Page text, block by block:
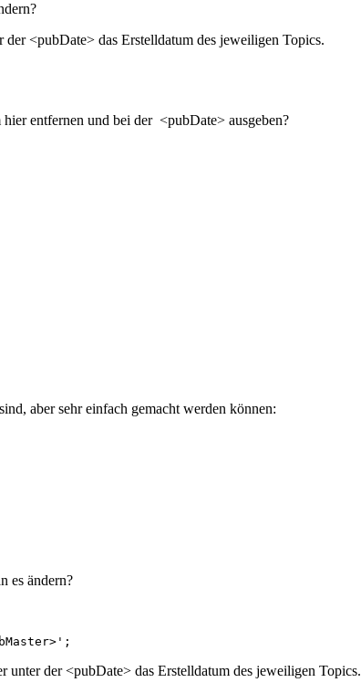
<pubDate> das Erstelldatum des jeweiligen Topics.
entfernen und bei der <pubDate> ausgeben?
aber sehr einfach gemacht werden können:
es ändern?
der <pubDate> das Erstelldatum des jeweiligen Topics.